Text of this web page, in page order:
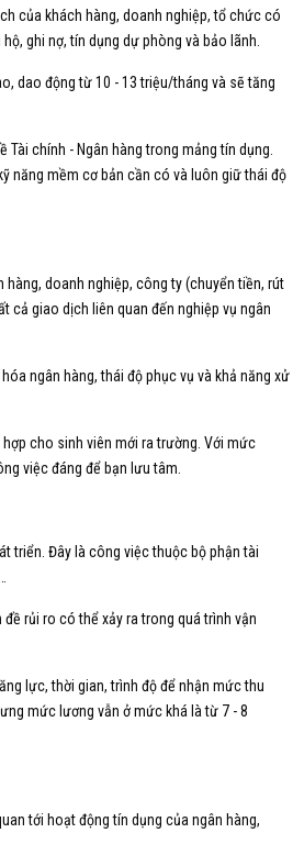
của khách hàng, doanh nghiệp, tổ chức có
ghi nợ, tín dụng dự phòng và bảo lãnh.
dao động từ 10 - 13 triệu/tháng và sẽ tăng
chính - Ngân hàng trong mảng tín dụng.
năng mềm cơ bản cần có và luôn giữ thái độ
doanh nghiệp, công ty (chuyển tiền, rút
cả giao dịch liên quan đến nghiệp vụ ngân
ngân hàng, thái độ phục vụ và khả năng xử
cho sinh viên mới ra trường. Với mức
việc đáng để bạn lưu tâm.
triển. Đây là công việc thuộc bộ phận tài
rủi ro có thể xảy ra trong quá trình vận
lực, thời gian, trình độ để nhận mức thu
mức lương vẫn ở mức khá là từ 7 - 8
tới hoạt động tín dụng của ngân hàng,